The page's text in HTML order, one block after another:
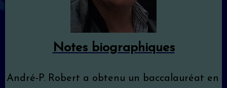
Notes biographiques
André-P. Robert a obtenu un baccalauréat en